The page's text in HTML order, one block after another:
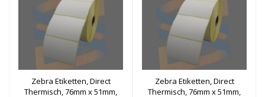
Zebra Etiketten, Direct
Thermisch, 76mm x 51mm,
Zebra Etiketten, Direct
Thermisch, 76mm x 51mm,